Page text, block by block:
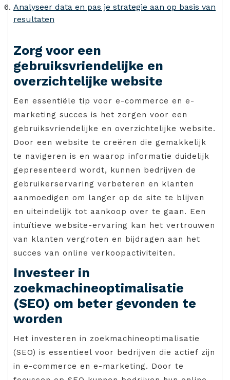
Analyseer data en pas je strategie aan op basis van
resultaten
Zorg voor een
gebruiksvriendelijke en
overzichtelijke website
Een essentiële tip voor e-commerce en e-
marketing succes is het zorgen voor een
gebruiksvriendelijke en overzichtelijke website.
Door een website te creëren die gemakkelijk
te navigeren is en waarop informatie duidelijk
gepresenteerd wordt, kunnen bedrijven de
gebruikerservaring verbeteren en klanten
aanmoedigen om langer op de site te blijven
en uiteindelijk tot aankoop over te gaan. Een
intuïtieve website-ervaring kan het vertrouwen
van klanten vergroten en bijdragen aan het
succes van online verkoopactiviteiten.
Investeer in
zoekmachineoptimalisatie
(SEO) om beter gevonden te
worden
Het investeren in zoekmachineoptimalisatie
(SEO) is essentieel voor bedrijven die actief zijn
in e-commerce en e-marketing. Door te